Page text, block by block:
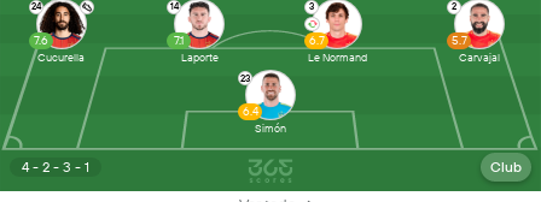
4 - 2 - 3 - 1 Club
23
6.4
Simón
24
7.6
Cucurella
14
7.1
Laporte
3
6.7
Le Normand
2
5.7
Carvajal